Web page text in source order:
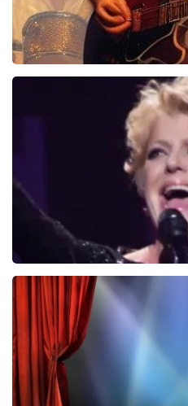
Bee Gees Forever
845+reviews
BEKIJKEN
De Hospita
431+ reviews
BEKIJKEN